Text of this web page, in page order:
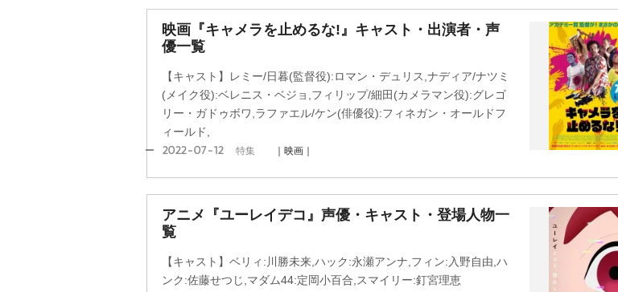
映画『キャメラを止めるな!』キャスト・出演者・声
優一覧
【キャスト】レミー/日暮(監督役):ロマン・デュリス,ナディア/ナツミ
(メイク役):ベレニス・ベジョ,フィリップ/細田(カメラマン役):グレゴ
リー・ガドゥボワ,ラファエル/ケン(俳優役):フィネガン・オールドフ
ィールド,
2022-07-12 特集 ｜映画｜
アニメ『ユーレイデコ』声優・キャスト・登場人物一
覧
【キャスト】ベリィ:川勝未来,ハック:永瀬アンナ,フィン:入野自由,ハ
ンク:佐藤せつじ,マダム44:定岡小百合,スマイリー:釘宮理恵